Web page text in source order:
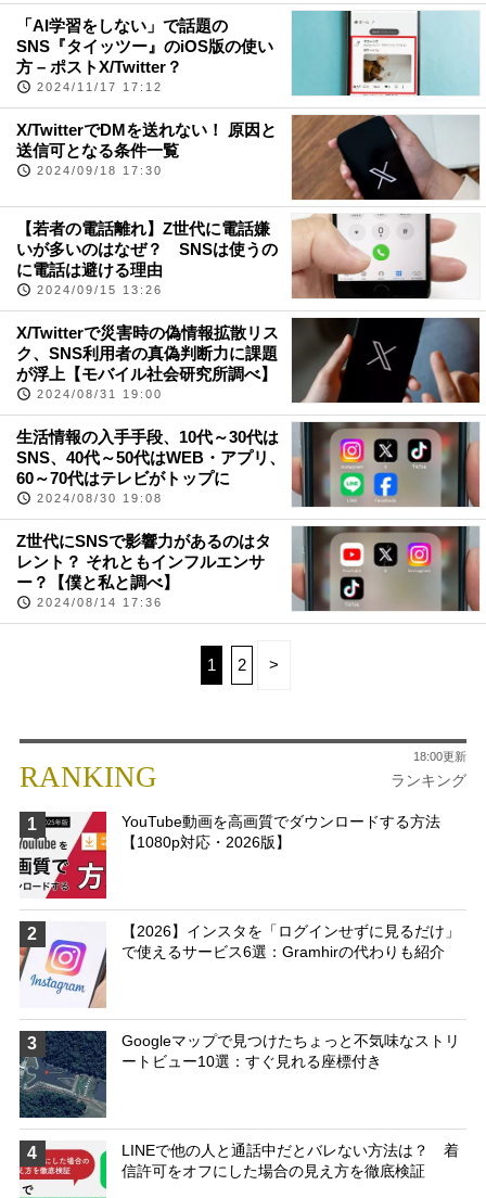
「AI学習をしない」で話題の
SNS『タイッツー』のiOS版の使い
方 – ポストX/Twitter？
2024/11/17 17:12
X/TwitterでDMを送れない！ 原因と
送信可となる条件一覧
2024/09/18 17:30
【若者の電話離れ】Z世代に電話嫌
いが多いのはなぜ？ SNSは使うの
に電話は避ける理由
2024/09/15 13:26
X/Twitterで災害時の偽情報拡散リス
ク、SNS利用者の真偽判断力に課題
が浮上【モバイル社会研究所調べ】
2024/08/31 19:00
生活情報の入手手段、10代～30代は
SNS、40代～50代はWEB・アプリ、
60～70代はテレビがトップに
2024/08/30 19:08
Z世代にSNSで影響力があるのはタ
レント？ それともインフルエンサ
ー？【僕と私と調べ】
2024/08/14 17:36
1 2 >
RANKING ランキング
18:00更新
1
YouTube動画を高画質でダウンロードする方法
【1080p対応・2026版】
2
【2026】インスタを「ログインせずに見るだけ」
で使えるサービス6選：Gramhirの代わりも紹介
3
Googleマップで見つけたちょっと不気味なストリ
ートビュー10選：すぐ見れる座標付き
4
LINEで他の人と通話中だとバレない方法は？ 着
信許可をオフにした場合の見え方を徹底検証